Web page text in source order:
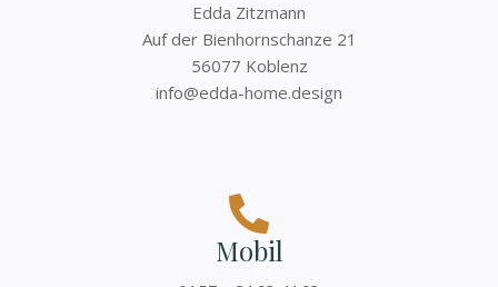
Edda Zitzmann
Auf der Bienhornschanze 21
56077 Koblenz
info@edda-home.design
Mobil